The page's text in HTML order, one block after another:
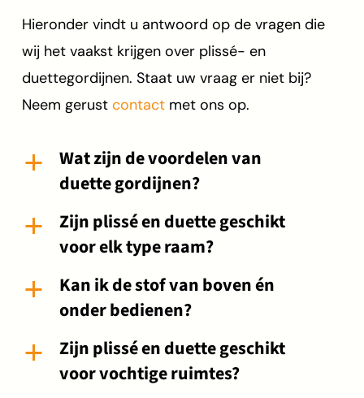
Hieronder vindt u antwoord op de vragen die
wij het vaakst krijgen over plissé- en
duettegordijnen. Staat uw vraag er niet bij?
Neem gerust contactmet ons op.
a
Wat zijn de voordelen van
duette gordijnen?
a
Zijn plissé en duette geschikt
voor elk type raam?
a
Kan ik de stof van boven én
onder bedienen?
a
Zijn plissé en duette geschikt
voor vochtige ruimtes?